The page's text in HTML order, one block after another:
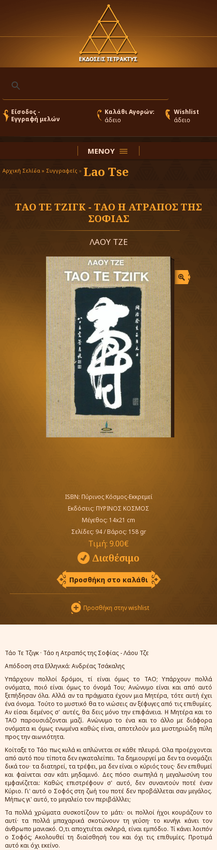
Είσοδος -
Εγγραφή μελών
Καλάθι Αγορών:
άδειο
Wishlist
άδειο
ΜΕΝΟΥ
Αρχική Σελίδα » Συγγραφείς » Lao Tse
ΤΑΟ ΤΕ ΤΖΙΓΚ - ΤΑΟ Η ΑΤΡΑΠΟΣ ΤΗΣ
ΣΟΦΙΑΣ
ΛΑΟΥ ΤΖΕ
ISBN: Πύρινος Κόσμος-Εκκρεμεί
Εκδόσεις: ΠΥΡΙΝΟΣ ΚΟΣΜΟΣ
Μέγεθος: 14x21 cm
Σελίδες: 94 /Βάρος: 158 gr
Τιμή: 9.00€
Διαθέσιμο
Προσθήκη στο καλάθι
Προσθήκη στην wishlist
Τάο Τε Τζιγκ · Τάο η Ατραπός της Σοφίας - Λάου Τζε
Απόδοση στα Ελληνικά: Ανδρέας Τσάκαλης
Υπάρχουν πολλοί δρόμοι, τί είναι όμως το ΤΑΟ; Υπάρχουν πολλά
ονόματα, ποιό είναι όμως το όνομά Του; Ανώνυμο είναι και από αυτό
ξεπήδησαν όλα. Αλλά αν τα πράγματα έχουν μια Μητέρα, τότε αυτή έχει
ένα όνομα. Τούτο το μυστικό θα το νιώσεις αν ξέφυγες από τις επιθυμίες.
Αν είσαι δεμένος σ' αυτές, θα δεις μόνο την επιφάνεια. Η Μητέρα και το
ΤΑΟ παρουσιάζονται μαζί. Ανώνυμο το ένα και το άλλο με διάφορα
ονόματα κι όμως ενωμένα καθώς είναι, αποτελούν μια μυστηριώδη πύλη
προς την αιωνιότητα.
Κοίταξε το Τάο πως κυλά κι απλώνεται σε κάθε πλευρά. Ολα προέρχονται
από αυτό που τίποτα δεν εγκαταλείπει. Τα δημιουργεί μα δεν τα ονομάζει
δικά του· τα διατηρεί, τα τρέφει, μα δεν είναι ο κύριός τους· δεν επιθυμεί
και φαίνεται σαν κάτι μηδαμινό. Δες πόσο σιωπηλά η μεγαλωσύνη του
εμφανίζεται: Καθώς επιστρέφουν σ' αυτό, δεν συναντούν ποτέ έναν
Κύριο. Γι' αυτό ο Σοφός στη ζωή του ποτέ δεν προβάλλεται σαν μεγάλος.
Μήπως γι' αυτό, το μεγαλείο τον περιβάλλλει;
Τα πολλά χρώματα συσκοτίζουν το μάτι· οι πολλοί ήχοι κουράζουν το
αυτί· τα πολλά μπαχαρικά σκοτώνουν τη γεύση· το κυνήγι κάνει τον
άνθρωπο μανιακό. Ο,τι αποχτιέται σκληρά, είναι εμπόδιο. Τί κάνει λοιπόν
ο Σοφός; Ακολουθεί τη διαίσθησή του και όχι τις επιθυμίες. Προτιμά
αυτό και όχι εκείνο.